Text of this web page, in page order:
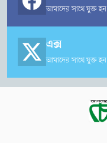
আমাদের সাথে যুক্ত হন
এক্স
আমাদের সাথে যুক্ত হন